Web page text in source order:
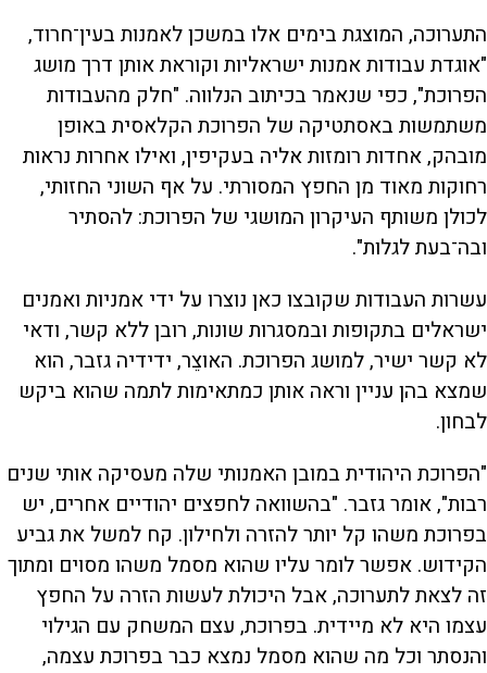
התערוכה, המוצגת בימים אלו במשכן לאמנות בעין־חרוד,
"אוגדת עבודות אמנות ישראליות וקוראת אותן דרך מושג
הפרוכת", כפי שנאמר בכיתוב הנלווה. "חלק מהעבודות
משתמשות באסתטיקה של הפרוכת הקלאסית באופן
מובהק, אחדות רומזות אליה בעקיפין, ואילו אחרות נראות
רחוקות מאוד מן החפץ המסורתי. על אף השוני החזותי,
לכולן משותף העיקרון המושגי של הפרוכת: להסתיר
ובה־בעת לגלות".
עשרות העבודות שקובצו כאן נוצרו על ידי אמניות ואמנים
ישראלים בתקופות ובמסגרות שונות, רובן ללא קשר, ודאי
לא קשר ישיר, למושג הפרוכת. האוצֵר, ידידיה גזבר, הוא
שמצא בהן עניין וראה אותן כמתאימות לתמה שהוא ביקש
לבחון.
"הפרוכת היהודית במובן האמנותי שלה מעסיקה אותי שנים
רבות", אומר גזבר. "בהשוואה לחפצים יהודיים אחרים, יש
בפרוכת משהו קל יותר להזרה ולחילון. קח למשל את גביע
הקידוש. אפשר לומר עליו שהוא מסמל משהו מסוים ומתוך
זה לצאת לתערוכה, אבל היכולת לעשות הזרה על החפץ
עצמו היא לא מיידית. בפרוכת, עצם המשחק עם הגילוי
והנסתר וכל מה שהוא מסמל נמצא כבר בפרוכת עצמה,